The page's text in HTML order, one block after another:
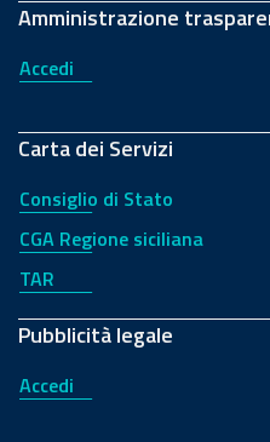
Amministrazione
Accedi
Carta dei Servizi
Consiglio di Stato
CGA Regione siciliana
TAR
Pubblicità legale
Accedi